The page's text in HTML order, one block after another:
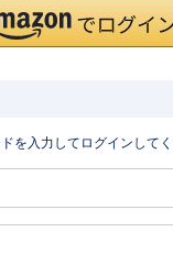
を入力してログインしてく